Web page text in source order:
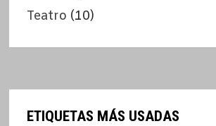
Teatro (10)
ETIQUETAS MÁS USADAS